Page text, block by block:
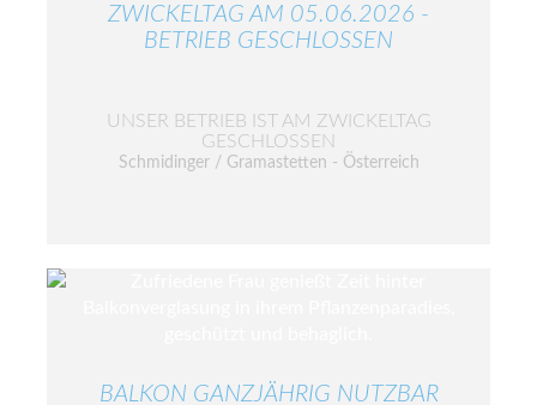
ZWICKELTAG AM 05.06.2026 -
BETRIEB GESCHLOSSEN
UNSER BETRIEB IST AM ZWICKELTAG
GESCHLOSSEN
Schmidinger / Gramastetten - Österreich
BALKON GANZJÄHRIG NUTZBAR